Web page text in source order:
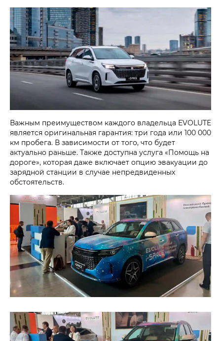
Важным преимуществом каждого владельца EVOLUTE
является оригинальная гарантия: три года или 100 000
км пробега. В зависимости от того, что будет
актуально раньше. Также доступна услуга «Помощь на
дороге», которая даже включает опцию эвакуации до
зарядной станции в случае непредвиденных
обстоятельств.